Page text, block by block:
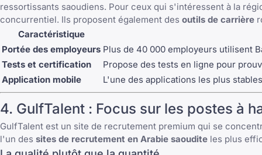
ressortissants saoudiens. Pour ceux qui s'intéressent à la
concurrentiel. Ils proposent également des outils de carrière
Caractéristique
Portée des employeurs Plus de 40 000 employeurs utilisent
Tests et certification
Propose des tests en ligne pour
Application mobile
L'une des applications les plus
4. GulfTalent : Focus sur les postes à
GulfTalent est un site de recrutement premium qui se
l'un des sites de recrutement en Arabie saoudite les plus